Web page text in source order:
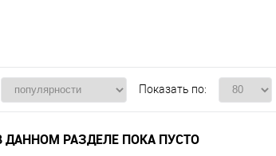
Показать по:
ДАННОМ РАЗДЕЛЕ ПОКА ПУСТО